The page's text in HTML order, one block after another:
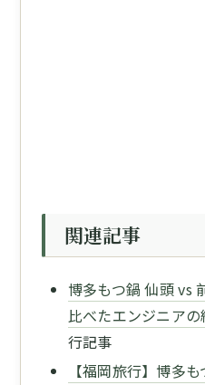
関連記事
博多もつ鍋 仙頭 vs
比べたエンジニア
行記事
【福岡旅行】博多